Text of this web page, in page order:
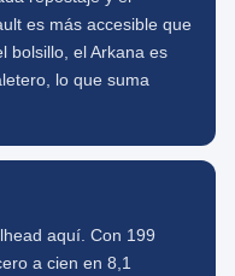
es más accesible que
bolsillo, el Arkana es
lo que suma
aquí. Con 199
a cien en 8,1